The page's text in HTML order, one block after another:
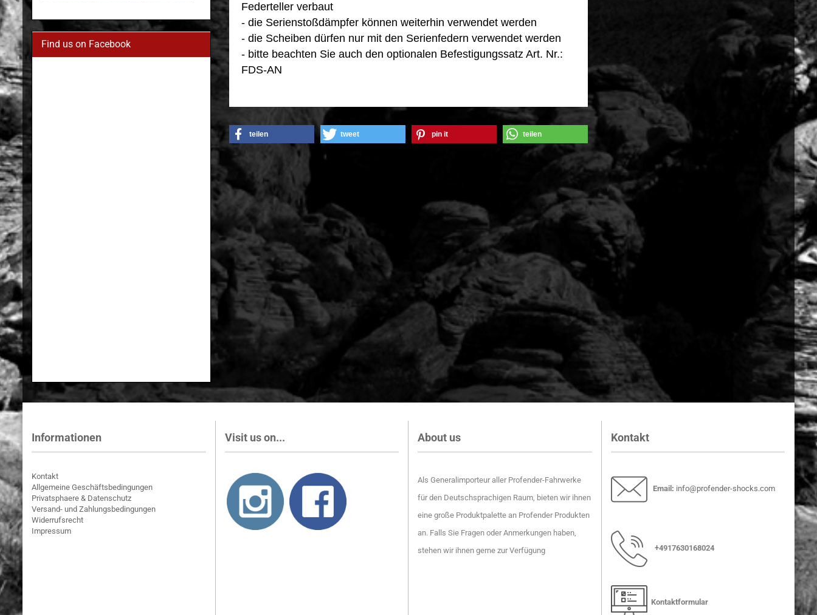
Federteller verbaut
- die Serienstoßdämpfer können weiterhin verwendet werden
- die Scheiben dürfen nur mit den Serienfedern verwendet werden
- bitte beachten Sie auch den optionalen Befestigungssatz Art. Nr.:
FDS-AN
teilen tweet pin it teilen
Find us on Facebook
Informationen
Kontakt
Allgemeine Geschäftsbedingungen
Privatsphaere & Datenschutz
Versand- und Zahlungsbedingungen
Widerrufsrecht
Impressum
Visit us on... About us
Als Generalimporteur aller Profender-Fahrwerke
für den Deutschsprachigen Raum, bieten wir ihnen
eine große Produktpalette an Profender Produkten
an. Falls Sie Fragen oder Anmerkungen haben,
stehen wir ihnen gerne zur Verfügung
Kontakt
Email : info@profender-shocks.com
+4917630168024
Kontaktformular